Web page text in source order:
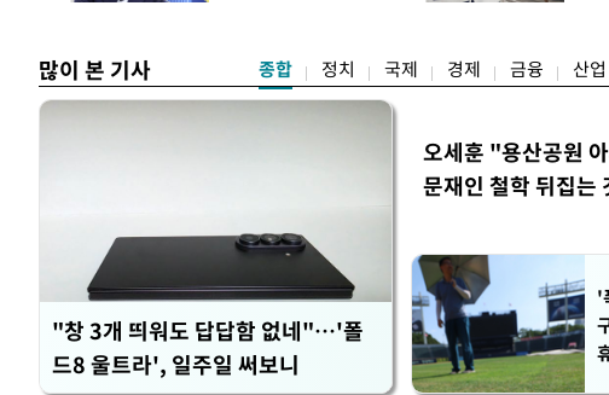
많이 본 기사 종합 정치 국제 경제 금융 산업
"창 3개 띄워도 답답함 없네"…'폴
드8 울트라', 일주일 써보니
오세훈 "용산공원
문재인 철학 뒤집는
'